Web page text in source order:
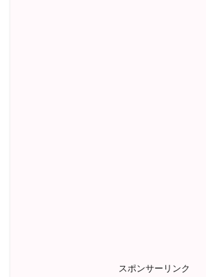
スポンサーリンク